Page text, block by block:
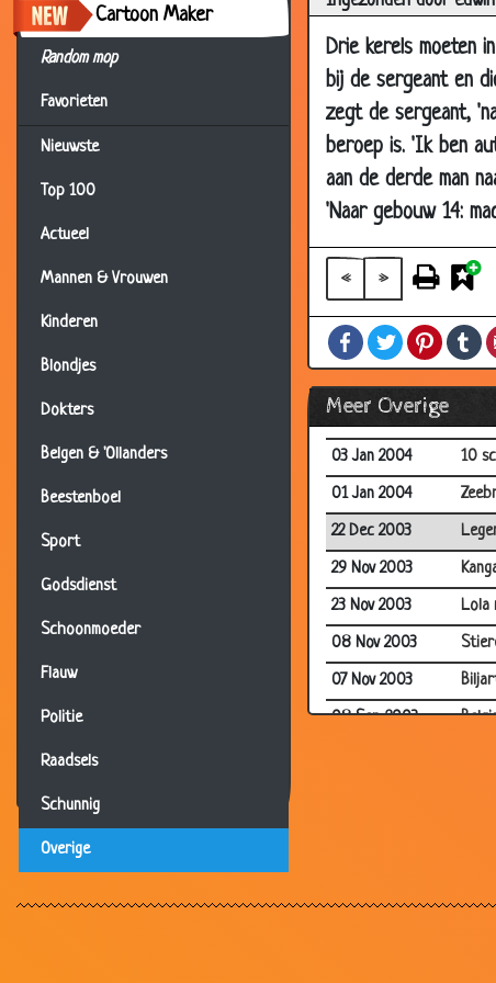
Cartoon Maker
Random mop
Favorieten
Nieuwste
Top 100
Actueel
Mannen & Vrouwen
Kinderen
Blondjes
Dokters
Belgen & 'Ollanders
Beestenboel
Sport
Godsdienst
Schoonmoeder
Flauw
Politie
Raadsels
Schunnig
Overige
Drie kerels moeten
bij de sergeant en
zegt de sergeant,
beroep is. 'Ik ben
aan de derde man
'Naar gebouw 14:
« »
FacebookTwitter
Meer Overige
17 Mar 2006
26 Nov 2004
De
20 Mar 2004
08 Mar 2004
02 Mar 2004
36
14 Feb 2004
24 Jan 2004
Drie
08 Jan 2004
08 Jan 2004
03 Jan 2004
10
01 Jan 2004
22 Dec 2003
29 Nov 2003
23 Nov 2003
Lola
08 Nov 2003
07 Nov 2003
08 Sep 2003
08 Aug 2003